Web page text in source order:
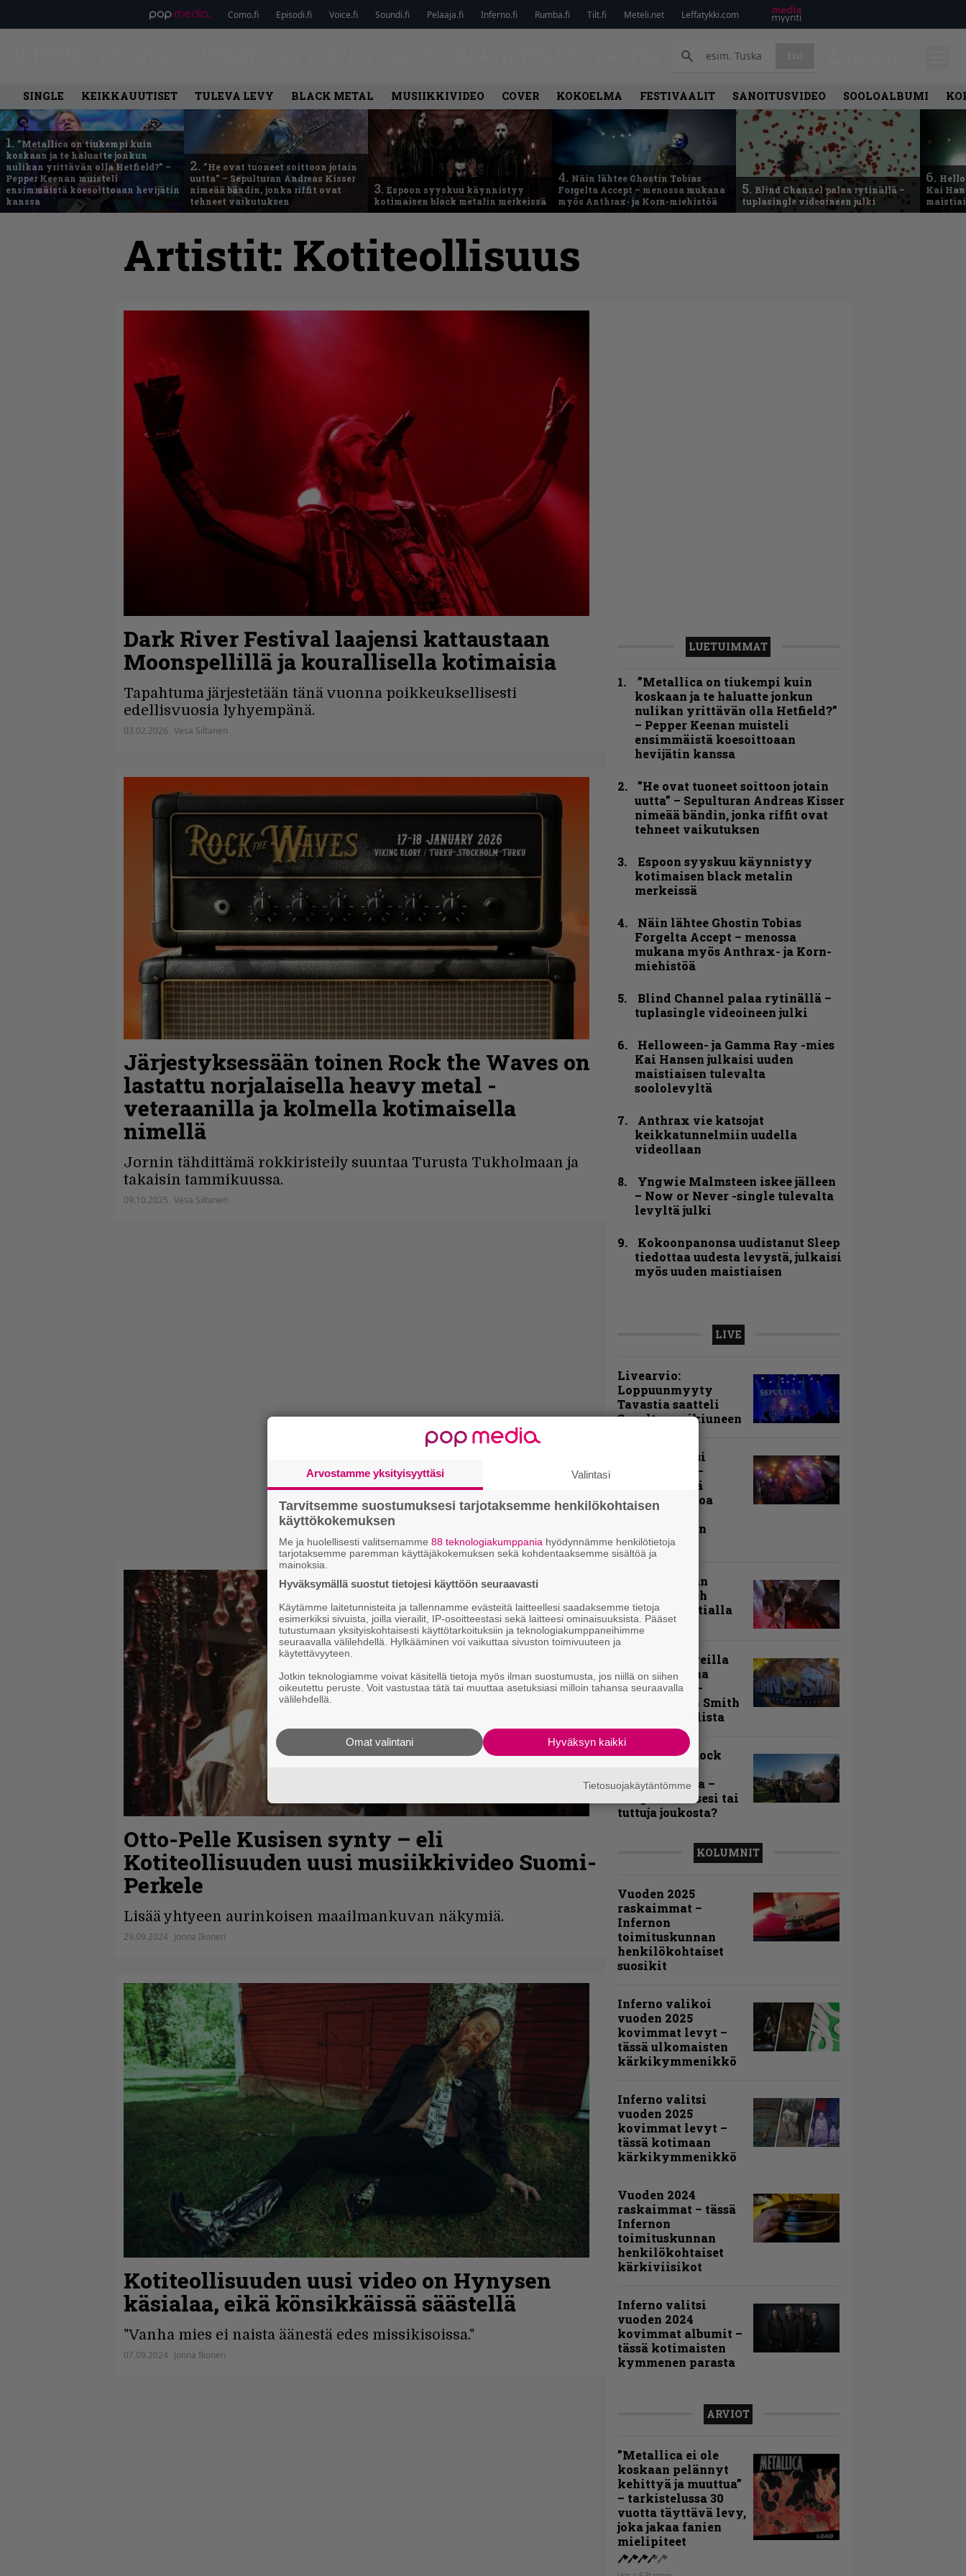
Como.fi Episodi.fi Voice.fi Soundi.fi Pelaaja.fi Inferno.fi Rumba.fi Tilt.fi Meteli.net Leffatykki.com
SINGLE KEIKKAUUTISET TULEVA LEVY BLACK METAL MUSIIKKIVIDEO COVER KOKOELMA FESTIVAALIT SANOITUSVIDEO SOOLOALBUMI
1. ”Metallica on tiukempi kuin
koskaan ja te haluatte jonkun
nulikan yrittävän olla Hetfield?” –
Pepper Keenan muisteli
ensimmäistä koesoittoaan hevijätin
kanssa
2. ”He ovat tuoneet soittoon jotain
uutta” – Sepulturan Andreas Kisser
nimeää bändin, jonka riffit ovat
tehneet vaikutuksen
3. Espoon syyskuu käynnistyy
kotimaisen black metalin merkeissä
4. Näin lähtee Ghostin Tobias
Forgelta Accept – menossa mukana
myös Anthrax- ja Korn-miehistöä
5. Blind Channel palaa rytinällä –
tuplasingle videoineen julki
6.
Kai
Artistit: Kotiteollisuus
Dark River Festival laajensi kattaustaan
Moonspellillä ja kourallisella kotimaisia
Tapahtuma järjestetään tänä vuonna poikkeuksellisesti
edellisvuosia lyhyempänä.
03.02.2026 Vesa Siltanen
Järjestyksessään toinen Rock the Waves on
lastattu norjalaisella heavy metal -
veteraanilla ja kolmella kotimaisella
nimellä
Jornin tähdittämä rokkiristeily suuntaa Turusta Tukholmaan ja
takaisin tammikuussa.
09.10.2025 Vesa Siltanen
Otto-Pelle Kusisen synty – eli
Kotiteollisuuden uusi musiikkivideo Suomi-
Perkele
Lisää yhtyeen aurinkoisen maailmankuvan näkymiä.
29.09.2024 Jonna Ikonen
Kotiteollisuuden uusi video on Hynysen
käsialaa, eikä könsikkäissä säästellä
"Vanha mies ei naista äänestä edes missikisoissa."
07.09.2024 Jonna Ikonen
LUETUIMMAT
”Metallica on tiukempi kuin
koskaan ja te haluatte jonkun
nulikan yrittävän olla Hetfield?”
– Pepper Keenan muisteli
ensimmäistä koesoittoaan
hevijätin kanssa
”He ovat tuoneet soittoon jotain
uutta” – Sepulturan Andreas Kisser
nimeää bändin, jonka riffit ovat
tehneet vaikutuksen
Espoon syyskuu käynnistyy
kotimaisen black metalin
merkeissä
Näin lähtee Ghostin Tobias
Forgelta Accept – menossa
mukana myös Anthrax- ja Korn-
miehistöä
Blind Channel palaa rytinällä –
tuplasingle videoineen julki
Helloween- ja Gamma Ray -mies
Kai Hansen julkaisi uuden
maistiaisen tulevalta
soololevyltä
Anthrax vie katsojat
keikkatunnelmiin uudella
videollaan
Yngwie Malmsteen iskee jälleen
– Now or Never -single tulevalta
levyltä julki
Kokoonpanonsa uudistanut Sleep
tiedottaa uudesta levystä, julkaisi
myös uuden maistiaisen
LIVE
Livearvio:
Loppuunmyyty
Tavastia saatteli
Sepulturan ikiuneen
Rokki Raikasi
Tampereella –
Infernon neljä
väkevää nostoa
festarin
kakkospäivän
esityksistä
Paluu vanhaan
liittoon – Arch
Enemy Tavastialla
”Näillä festareilla
kaikki on aina
kohdallaan” –
raportti John Smith
Rock Festivalista
John Smith Rock
yleisögalleria –
bongaatko itsesi tai
tuttuja joukosta?
KOLUMNIT
Vuoden 2025
raskaimmat –
Infernon
toimituskunnan
henkilökohtaiset
suosikit
Inferno valikoi
vuoden 2025
kovimmat levyt –
tässä ulkomaisten
kärkikymmenikkö
Inferno valitsi
vuoden 2025
kovimmat levyt –
tässä kotimaan
kärkikymmenikkö
Vuoden 2024
raskaimmat – tässä
Infernon
toimituskunnan
henkilökohtaiset
kärkiviisikot
Inferno valitsi
vuoden 2024
kovimmat albumit –
tässä kotimaisten
kymmenen parasta
ARVIOT
”Metallica ei ole
koskaan pelännyt
kehittyä ja muuttua”
– tarkistelussa 30
vuotta täyttävä levy,
joka jakaa fanien
mielipiteet
Arvostamme yksityisyyttäsi Valintasi
Tarvitsemme suostumuksesi tarjotaksemme henkilökohtaisen
käyttökokemuksen
Me ja huolellisesti valitsemamme 88 teknologiakumppania hyödynnämme henkilötietoja
tarjotaksemme paremman käyttäjäkokemuksen sekä kohdentaaksemme sisältöä ja
mainoksia.
Hyväksymällä suostut tietojesi käyttöön seuraavasti
Käytämme laitetunnisteita ja tallennamme evästeitä laitteellesi saadaksemme tietoja
esimerkiksi sivuista, joilla vierailit, IP-osoitteestasi sekä laitteesi ominaisuuksista. Pääset
tutustumaan yksityiskohtaisesti käyttötarkoituksiin ja teknologiakumppaneihimme
seuraavalla välilehdellä. Hylkääminen voi vaikuttaa sivuston toimivuuteen ja
käytettävyyteen.
Jotkin teknologiamme voivat käsitellä tietoja myös ilman suostumusta, jos niillä on siihen
oikeutettu peruste. Voit vastustaa tätä tai muuttaa asetuksiasi milloin tahansa seuraavalla
välilehdellä.
Hyväksyn kaikki
Omat valintani
Tietosuojakäytäntömme